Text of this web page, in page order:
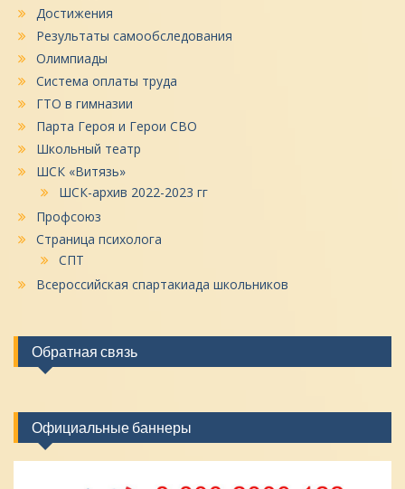
Достижения
Результаты самообследования
Олимпиады
Система оплаты труда
ГТО в гимназии
Парта Героя и Герои СВО
Школьный театр
ШСК «Витязь»
ШСК-архив 2022-2023 гг
Профсоюз
Страница психолога
СПТ
Всероссийская спартакиада школьников
Обратная связь
Официальные баннеры